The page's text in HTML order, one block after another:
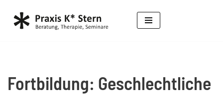
Zum
Fortbildung: Geschlechtliche